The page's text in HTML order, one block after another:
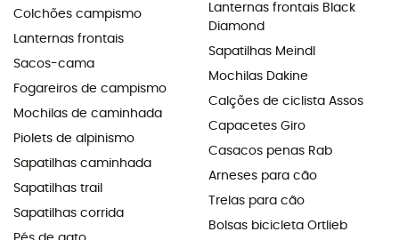
Colchões campismo
Lanternas frontais
Sacos-cama
Fogareiros de campismo
Mochilas de caminhada
Piolets de alpinismo
Sapatilhas caminhada
Sapatilhas trail
Sapatilhas corrida
Lanternas frontais Black
Diamond
Sapatilhas Meindl
Mochilas Dakine
Calções de ciclista Assos
Capacetes Giro
Casacos penas Rab
Arneses para cão
Trelas para cão
Bolsas bicicleta Ortlieb